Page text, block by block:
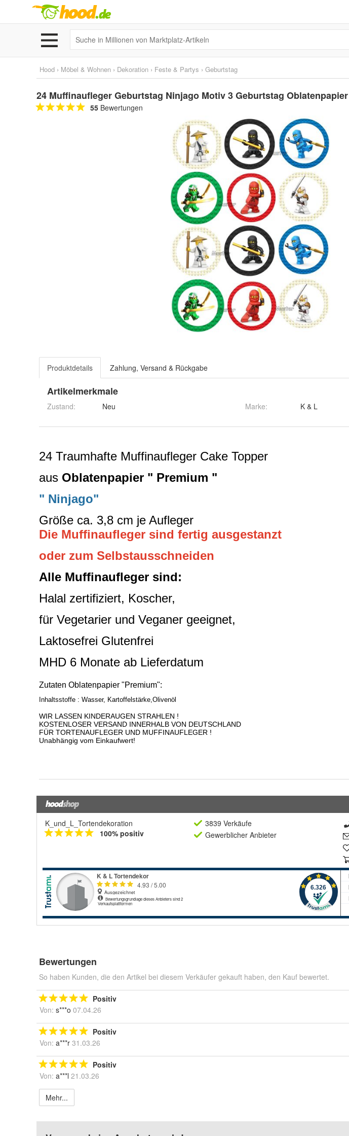
Hood › Möbel & Wohnen › Dekoration › Feste & Partys › Geburtstag
24 Muffinaufleger Geburtstag Ninjago Motiv 3 Geburtstag Oblatenpapier
55 Bewertungen
Produktdetails Zahlung, Versand & Rückgabe
Artikelmerkmale
Zustand: Neu Marke: K & L
K_und_L_Tortendekoration
100% positiv
3839 Verkäufe
Gewerblicher Anbieter
Bewertungen
So haben Kunden, die den Artikel bei diesem Verkäufer gekauft haben, den Kauf bewertet.
Positiv
Von: s***o 07.04.26
Positiv
Von: a***r 31.03.26
Positiv
Von: a***l 21.03.26
Mehr...